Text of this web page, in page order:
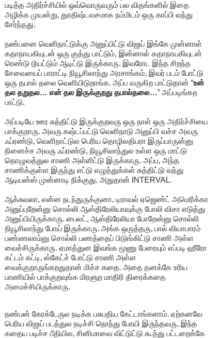
படித்த அதிர்ச்சியில் ஒவ்வொருவரும் பல விதங்களில் இதை
அழிக்க முயன்று, துரதிஷ்டவசமாக நம்மிடம் ஒரு காப்பி வந்து
சேர்ந்தது.
நண்பனை வெளிநாட்டுக்கு அனுப்பிட்டு விஜய் இங்கே முன்னாள்
கதாநாயகியுடன் ஒரு குத்து பாட்டும், இன்னாள் கதாநாயகியுடன்
ரெண்டு டூயட்டும் ஆடிட்டு இருக்காரு. இவரோட இந்த சிறந்த
சேவையைப் பாராட்டி நியூசிலாந்து அரசாங்கம், இவர் படம் போட்டு
ஒரு தபால் தலை வெளியிடுறாங்க. அப்ப வருகிற பாட்டுதான் “உன்
தல தறுதல… என் தல இருக்குறது தபால்தலை…” அப்படிங்கற
பாட்டு.
அப்படியே ஊர சுத்திட்டு இருக்குறவரு ஒரு நாள் ஒரு அதிர்ச்சியை
பாக்குறாரு. அவரு கஷ்டப்பட்டு வெளிநாடு அனுப்பி வச்ச அவரு
ஃப்ரண்டு, வெளிநாட்டுல பெரிய தொழிலதிபரா இருப்பாருன்னு
நினைச்ச அவரு ஃப்ரண்டு, நியூசிலாந்துல உள்ள ஒரு மாட்டு
தொழுவத்துல சாணி அள்ளிட்டு இருக்காரு. அப்ப, அந்த
சாணிக்குள்ள இருந்து எட்டு எழுத்துக்கள் சுத்திட்டு வந்து
ஆடியன்ஸ் முன்னாடி நிக்குது. அதுதான் INTERVAL.
ஆக்சுவலா, என்ன நடந்துருக்குனா, டிராவல் ஏஜெண்ட் அமெரிக்கா
அனுப்புறேன்னு சொல்லி ஆஸ்திரேலியாவுக்கு போலி விசா எடுத்து
அனுப்பியிருக்காரு. பைலட், ஆஸ்திரேலியா போறேன்னு சொல்லி
நியூசிலாந்து போய் இருக்காரு. அங்க ஒருத்தரு, பால் வியாபாரம்
பண்ணலாம்னு சொல்லி பணத்தைப் பிடுங்கிட்டு சாணி அள்ள
வைச்சிருக்காரு. ஏமாத்துன இவங்க மூணு பேரையும் எப்படி ஹீரோ
கட்டம் கட்டி, ஸ்கேட்ச் போட்டு சாணி அள்ள
வைக்குறாருங்கறதுதான் மிச்ச கதை. அதை தனக்கே உரிய
பாணியில் பாக்குறவுங்க மிரளுற மாதிரி திரைக்கதை
அமைச்சியிருக்காரு.
நண்பன் கேரக்டேருல நடிக்க பசுபதிய கேட்டாங்களாம். ஏற்கனவே
பெரிய விஜய் படத்துல நடிச்சி நொந்து போயி இருந்தவரு, இந்த
கதைய படிச்ச பீதியில, சினிமாவை விட்டுட்டு கூத்து பட்டறைக்கே